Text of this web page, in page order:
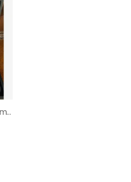
Súprava strieborných mincí 20 x 1 Oz American Eagle 2018 v kazete